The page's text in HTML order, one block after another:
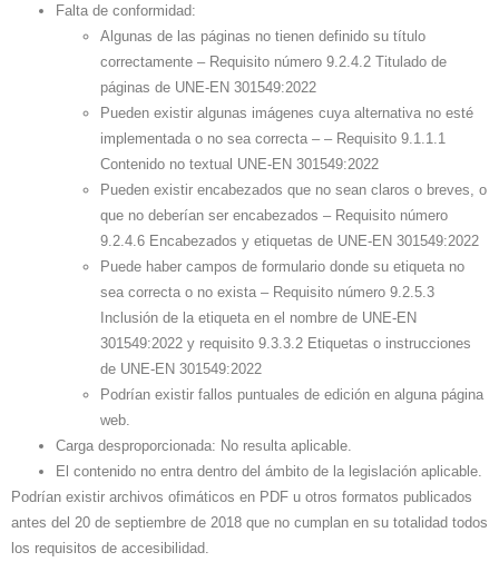
Falta de conformidad:
Algunas de las páginas no tienen definido su título
correctamente – Requisito número 9.2.4.2 Titulado de
páginas de UNE-EN 301549:2022
Pueden existir algunas imágenes cuya alternativa no esté
implementada o no sea correcta – – Requisito 9.1.1.1
Contenido no textual UNE-EN 301549:2022
Pueden existir encabezados que no sean claros o breves, o
que no deberían ser encabezados – Requisito número
9.2.4.6 Encabezados y etiquetas de UNE-EN 301549:2022
Puede haber campos de formulario donde su etiqueta no
sea correcta o no exista – Requisito número 9.2.5.3
Inclusión de la etiqueta en el nombre de UNE-EN
301549:2022 y requisito 9.3.3.2 Etiquetas o instrucciones
de UNE-EN 301549:2022
Podrían existir fallos puntuales de edición en alguna página
web.
Carga desproporcionada: No resulta aplicable.
El contenido no entra dentro del ámbito de la legislación aplicable.
Podrían existir archivos ofimáticos en PDF u otros formatos publicados
antes del 20 de septiembre de 2018 que no cumplan en su totalidad todos
los requisitos de accesibilidad.